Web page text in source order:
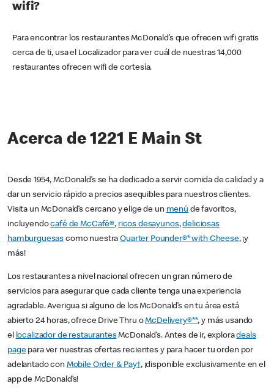
wifi?
Para encontrar los restaurantes McDonald’s que ofrecen wifi gratis
cerca de ti, usa el Localizador para ver cuál de nuestras 14,000
restaurantes ofrecen wifi de cortesía.
Acerca de 1221 E Main St
Desde 1954, McDonald’s se ha dedicado a servir comida de calidad y a
dar un servicio rápido a precios asequibles para nuestros clientes.
Visita un McDonald’s cercano y elige de un menú de favoritos,
incluyendocafé de McCafé®, ricos desayunos,deliciosas
hamburguesas como nuestraQuarter Pounder®* with Cheese, ¡y
más!
Los restaurantes a nivel nacional ofrecen un gran número de
servicios para asegurar que cada cliente tenga una experiencia
agradable. Averigua si alguno de los McDonald’s en tu área está
abierto 24 horas, ofrece Drive Thru oMcDelivery®**, y más usando
el localizador de restaurantesMcDonald’s. Antes de ir, exploradeals
pagepara ver nuestras ofertas recientes y para hacer tu orden por
adelantado con Mobile Order & Pay†, ¡disponible exclusivamente en el
app de McDonald’s!